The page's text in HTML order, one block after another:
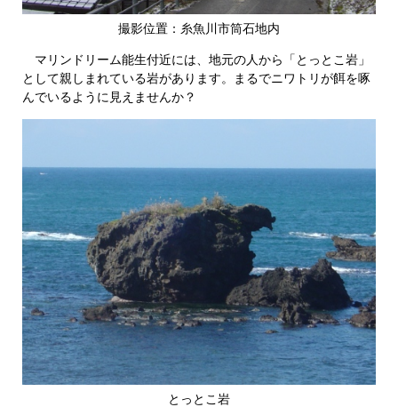
撮影位置：糸魚川市筒石地内
マリンドリーム能生付近には、地元の人から「とっとこ岩」
として親しまれている岩があります。まるでニワトリが餌を啄
んでいるように見えませんか？
とっとこ岩